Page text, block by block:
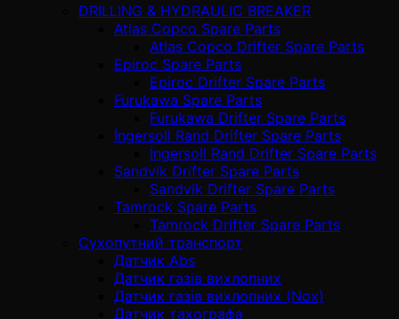
DRILLING & HYDRAULIC BREAKER
Atlas Copco Spare Parts
Atlas Copco Drifter Spare Parts
Epiroc Spare Parts
Epiroc Drifter Spare Parts
Furukawa Spare Parts
Furukawa Drifter Spare Parts
İngersoll Rand Drifter Spare Parts
İngersoll Rand Drifter Spare Parts
Sandvik Drifter Spare Parts
Sandvik Drifter Spare Parts
Tamrock Spare Parts
Tamrock Drifter Spare Parts
Сухопутний транспорт
Датчик Abs
Датчик газів вихлопних
Датчик газів вихлопних (Nox)
Датчик тахографа